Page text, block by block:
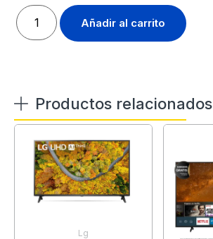
Añadir al carrito
Productos relacionados
Lg